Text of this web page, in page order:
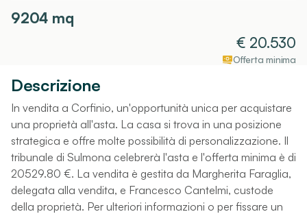
9204 mq
€ 20.530
Offerta minima
Descrizione
In vendita a Corfinio, un'opportunità unica per acquistare
una proprietà all'asta. La casa si trova in una posizione
strategica e offre molte possibilità di personalizzazione. Il
tribunale di Sulmona celebrerà l'asta e l'offerta minima è di
20529.80 €. La vendita è gestita da Margherita Faraglia,
delegata alla vendita, e Francesco Cantelmi, custode
della proprietà. Per ulteriori informazioni o per fissare un